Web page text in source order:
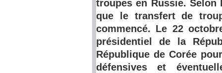
troupes en Russie.
que le transfert de
commencé. Le 22
présidentiel de la
République de Corée
défensives et